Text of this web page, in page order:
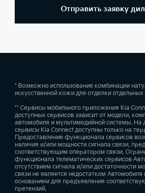
Отправить заявку
* Возможно использование комбинации
искусственной кожи для отделки
** Сервисы мобильного приложения Kia
доступных сервисов зависит от модели,
автомобиля и мультимедийной системы. На
сервисы Kia Connect доступны только на
Предоставление функционала сервисов
наличия и/или мощности сигнала связи,
соответствующим оператором связи.
функционала телематических сервисов
отсутствием сигнала и/или достаточности
связи не является недостатком
основанием для предъявления
претензий.